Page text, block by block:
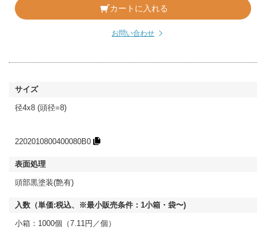
カートに入れる
お問い合わせ
径4x8 (頭径=8)
2202010800400080B0
頭部黒塗装(艶有)
小箱：1000個（7.11円／個）